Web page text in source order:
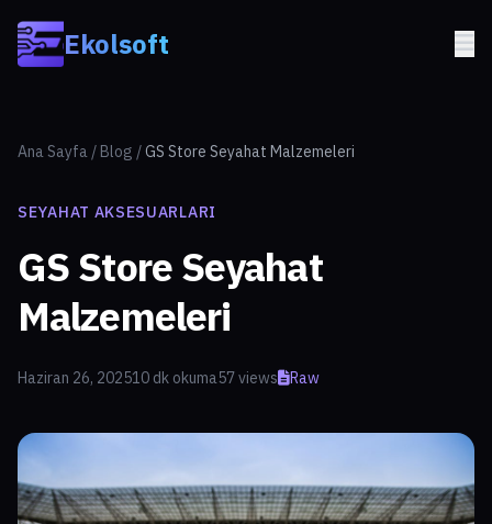
Ekolsoft
Ana Sayfa / Blog /GS Store Seyahat Malzemeleri
SEYAHAT AKSESUARLARI
GS Store Seyahat
Malzemeleri
Haziran 26, 202510 dk okuma57 views Raw